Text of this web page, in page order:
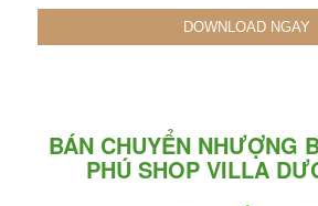
BÁN CHUYỂN NHƯỢNG
PHÚ SHOP VILLA